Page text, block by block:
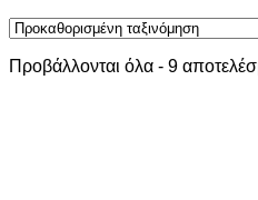
Προβάλλονται όλα - 9